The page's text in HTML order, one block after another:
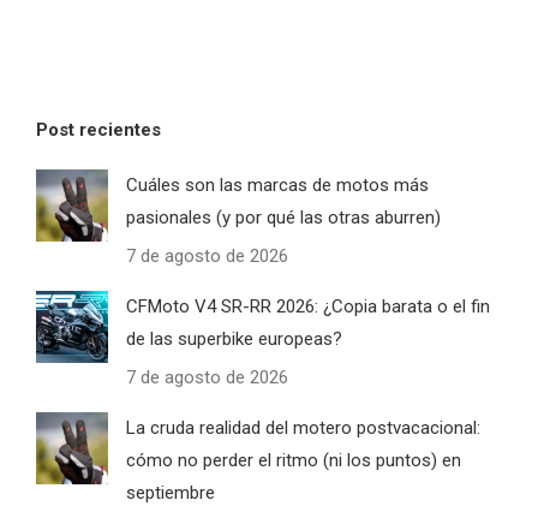
Post recientes
Cuáles son las marcas de motos más
pasionales (y por qué las otras aburren)
7 de agosto de 2026
CFMoto V4 SR-RR 2026: ¿Copia barata o el fin
de las superbike europeas?
7 de agosto de 2026
La cruda realidad del motero postvacacional:
cómo no perder el ritmo (ni los puntos) en
septiembre